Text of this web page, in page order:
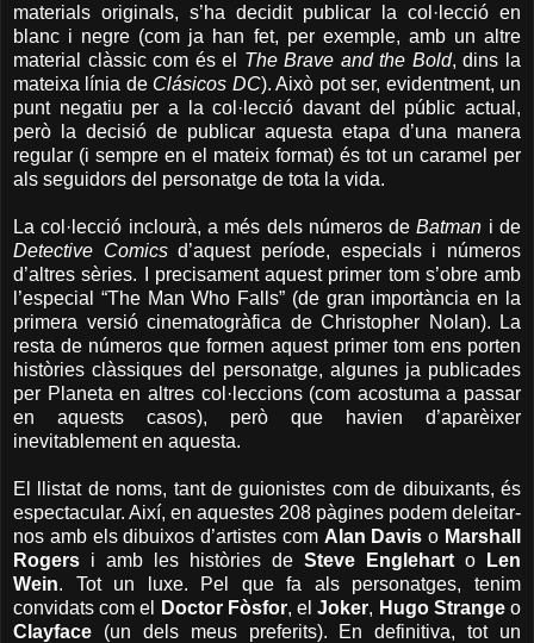
materials originals, s’ha decidit publicar la col·lecció en
blanc i negre (com ja han fet, per exemple, amb un altre
material clàssic com és el The Brave and the Bold, dins la
mateixa línia de Clásicos DC). Això pot ser, evidentment, un
punt negatiu per a la col·lecció davant del públic actual,
però la decisió de publicar aquesta etapa d’una manera
regular (i sempre en el mateix format) és tot un caramel per
als seguidors del personatge de tota la vida.
La col·lecció inclourà, a més dels números deBatman i de
Detective Comicsd’aquest període, especials i números
d’altres sèries. I precisament aquest primer tom s’obre amb
l’especial “The Man Who Falls” (de gran importància en la
primera versió cinematogràfica de Christopher Nolan). La
resta de números que formen aquest primer tom ens porten
històries clàssiques del personatge, algunes ja publicades
per Planeta en altres col·leccions (com acostuma a passar
en aquests casos), però que havien d’aparèixer
inevitablement en aquesta.
El llistat de noms, tant de guionistes com de dibuixants, és
espectacular. Així, en aquestes 208 pàgines podem deleitar-
nos amb els dibuixos d’artistes com Alan Davis o Marshall
Rogers i amb les històries de Steve Englehart o
Len
Wein. Tot un luxe. Pel que fa als personatges, tenim
convidats com el
Doctor Fòsfor, elJoker, Hugo Strangeo
Clayface (un dels meus preferits). En definitiva, tot un